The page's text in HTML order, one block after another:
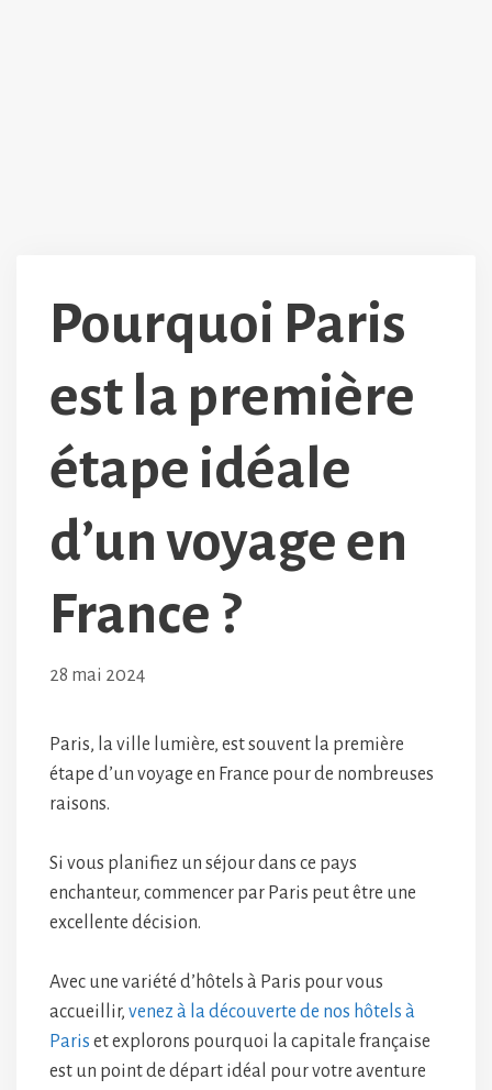
Pourquoi Paris
est la première
étape idéale
d’un voyage en
France ?
28 mai 2024
Paris, la ville lumière, est souvent la première
étape d’un voyage en France pour de nombreuses
raisons.
Si vous planifiez un séjour dans ce pays
enchanteur, commencer par Paris peut être une
excellente décision.
Avec une variété d’hôtels à Paris pour vous
accueillir, venez à la découverte de nos hôtels à
Paris et explorons pourquoi la capitale française
est un point de départ idéal pour votre aventure